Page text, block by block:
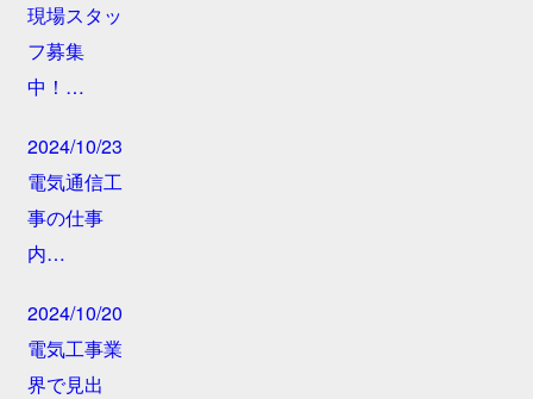
現場スタッ
フ募集
中！…
2024/10/23
電気通信工
事の仕事
内…
2024/10/20
電気工事業
界で見出